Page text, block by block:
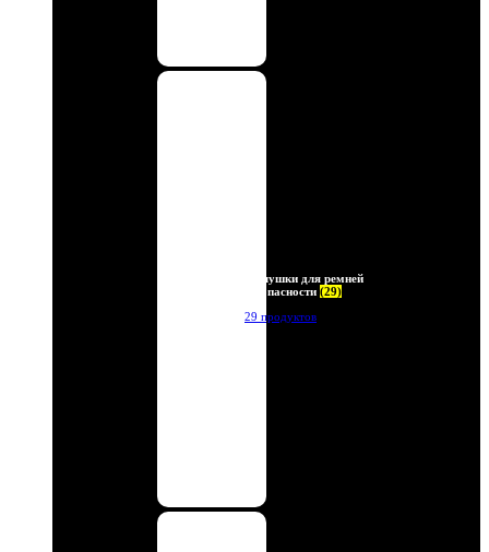
Заглушки для ремней
безопасности (29)
29 продуктов